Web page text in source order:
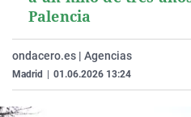
Palencia
ondacero.es | Agencias
Madrid 01.06.2026 13:24